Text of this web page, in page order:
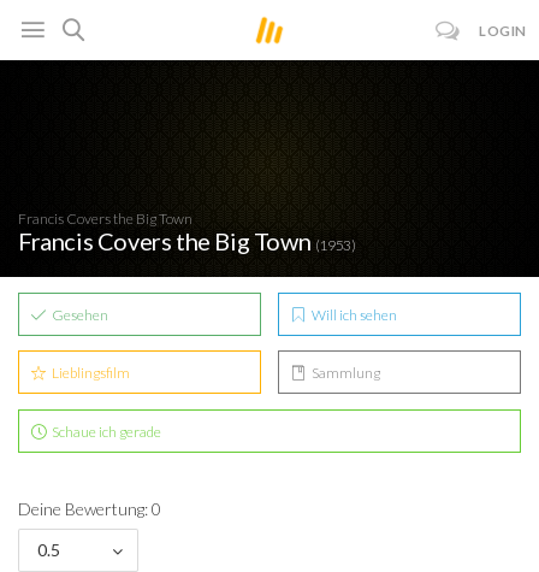
LOGIN
Francis Covers the Big Town
Francis Covers the Big Town (1953)
Gesehen Will ich sehen
Lieblingsfilm Sammlung
Schaue ich gerade
Deine Bewertung: 0
0.5